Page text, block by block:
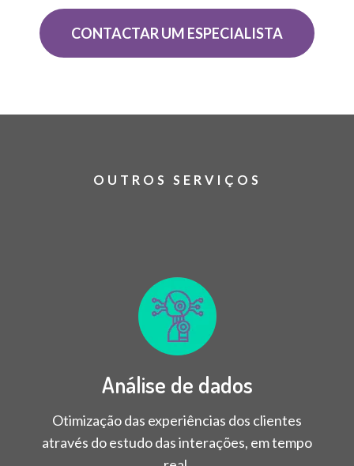
CONTACTAR UM ESPECIALISTA
OUTROS SERVIÇOS
Análise de dados
Otimização das experiências dos clientes
através do estudo das interações, em tempo